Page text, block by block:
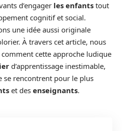
d’engager les enfants tout
cognitif et social.
une idée aussi originale
À travers cet article, nous
cette approche ludique
d’apprentissage inestimable,
se rencontrent pour le plus
et des enseignants.